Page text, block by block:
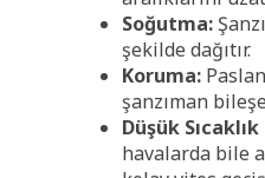
Soğutma:
şekilde dağıtır.
Koruma:
şanzıman
Düşük
havalarda bile